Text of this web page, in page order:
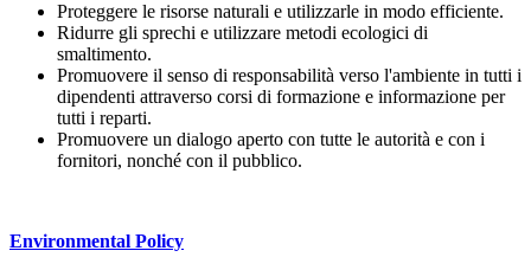
Proteggere le risorse naturali e utilizzarle in modo efficiente.
Ridurre gli sprechi e utilizzare metodi ecologici di
smaltimento.
Promuovere il senso di responsabilità verso l'ambiente in tutti i
dipendenti attraverso corsi di formazione e informazione per
tutti i reparti.
Promuovere un dialogo aperto con tutte le autorità e con i
fornitori, nonché con il pubblico.
Environmental Policy